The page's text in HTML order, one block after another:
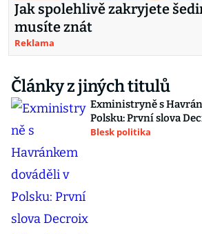
Jak spolehlivě zakryjete
musíte znát
Reklama
Články z jiných titulů
Exministryně s
Polsku: První slova
Blesk politika